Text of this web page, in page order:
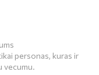
personas, kuras ir
vecumu.